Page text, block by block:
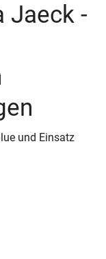
Jaeck -
und Einsatz